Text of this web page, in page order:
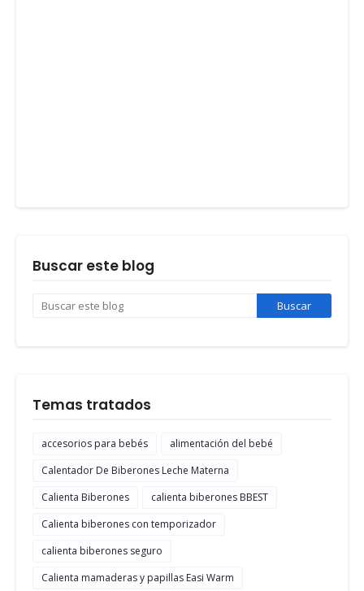
Buscar este blog
Temas tratados
accesorios para bebés
alimentación del bebé
Calentador De Biberones Leche Materna
Calienta Biberones
calienta biberones BBEST
Calienta biberones con temporizador
calienta biberones seguro
Calienta mamaderas y papillas Easi Warm